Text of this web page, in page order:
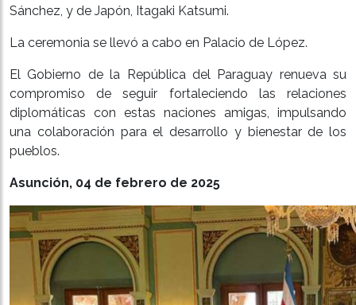
Sánchez, y de Japón, Itagaki Katsumi.
La ceremonia se llevó a cabo en Palacio de López.
El Gobierno de la República del Paraguay renueva su
compromiso de seguir fortaleciendo las relaciones
diplomáticas con estas naciones amigas, impulsando
una colaboración para el desarrollo y bienestar de los
pueblos.
Asunción, 04 de febrero de 2025